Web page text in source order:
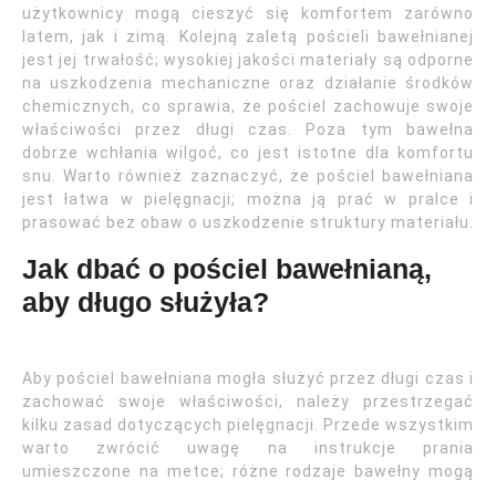
użytkownicy mogą cieszyć się komfortem zarówno
latem, jak i zimą. Kolejną zaletą pościeli bawełnianej
jest jej trwałość; wysokiej jakości materiały są odporne
na uszkodzenia mechaniczne oraz działanie środków
chemicznych, co sprawia, że pościel zachowuje swoje
właściwości przez długi czas. Poza tym bawełna
dobrze wchłania wilgoć, co jest istotne dla komfortu
snu. Warto również zaznaczyć, że pościel bawełniana
jest łatwa w pielęgnacji; można ją prać w pralce i
prasować bez obaw o uszkodzenie struktury materiału.
Jak dbać o pościel bawełnianą,
aby długo służyła?
Aby pościel bawełniana mogła służyć przez długi czas i
zachować swoje właściwości, należy przestrzegać
kilku zasad dotyczących pielęgnacji. Przede wszystkim
warto zwrócić uwagę na instrukcje prania
umieszczone na metce; różne rodzaje bawełny mogą